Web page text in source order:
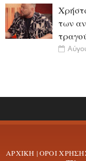
των
ΑΡΧΙΚΗ |ΟΡΟΙ